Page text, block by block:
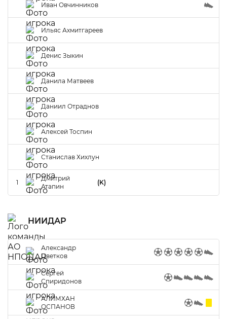
Иван Овчинников
Ильяс Ахмитгареев
Денис Зыкин
Данила Матвеев
Даниил Отраднов
Алексей Тоспин
Станислав Хихлун
1
Дмитрий
Атапин
(K)
НИИДАР
Александр
Цветков
Сергей
Спиридонов
АЛИМХАН
ОСПАНОВ